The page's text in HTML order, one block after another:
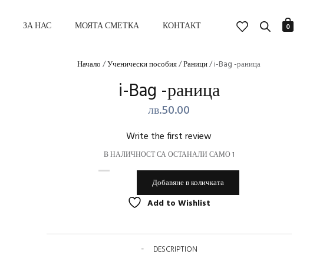
ЗА НАС МОЯТА СМЕТКА КОНТАКТ 0
Начало/Ученически пособия/Раници/ i-Bag -раница
i-Bag -раница
лв.50.00
Write the first review
В НАЛИЧНОСТ СА ОСТАНАЛИ САМО 1
КОЛИЧЕСТВО
-РАНИЦА
Добавяне в количката
Add to Wishlist
DESCRIPTION